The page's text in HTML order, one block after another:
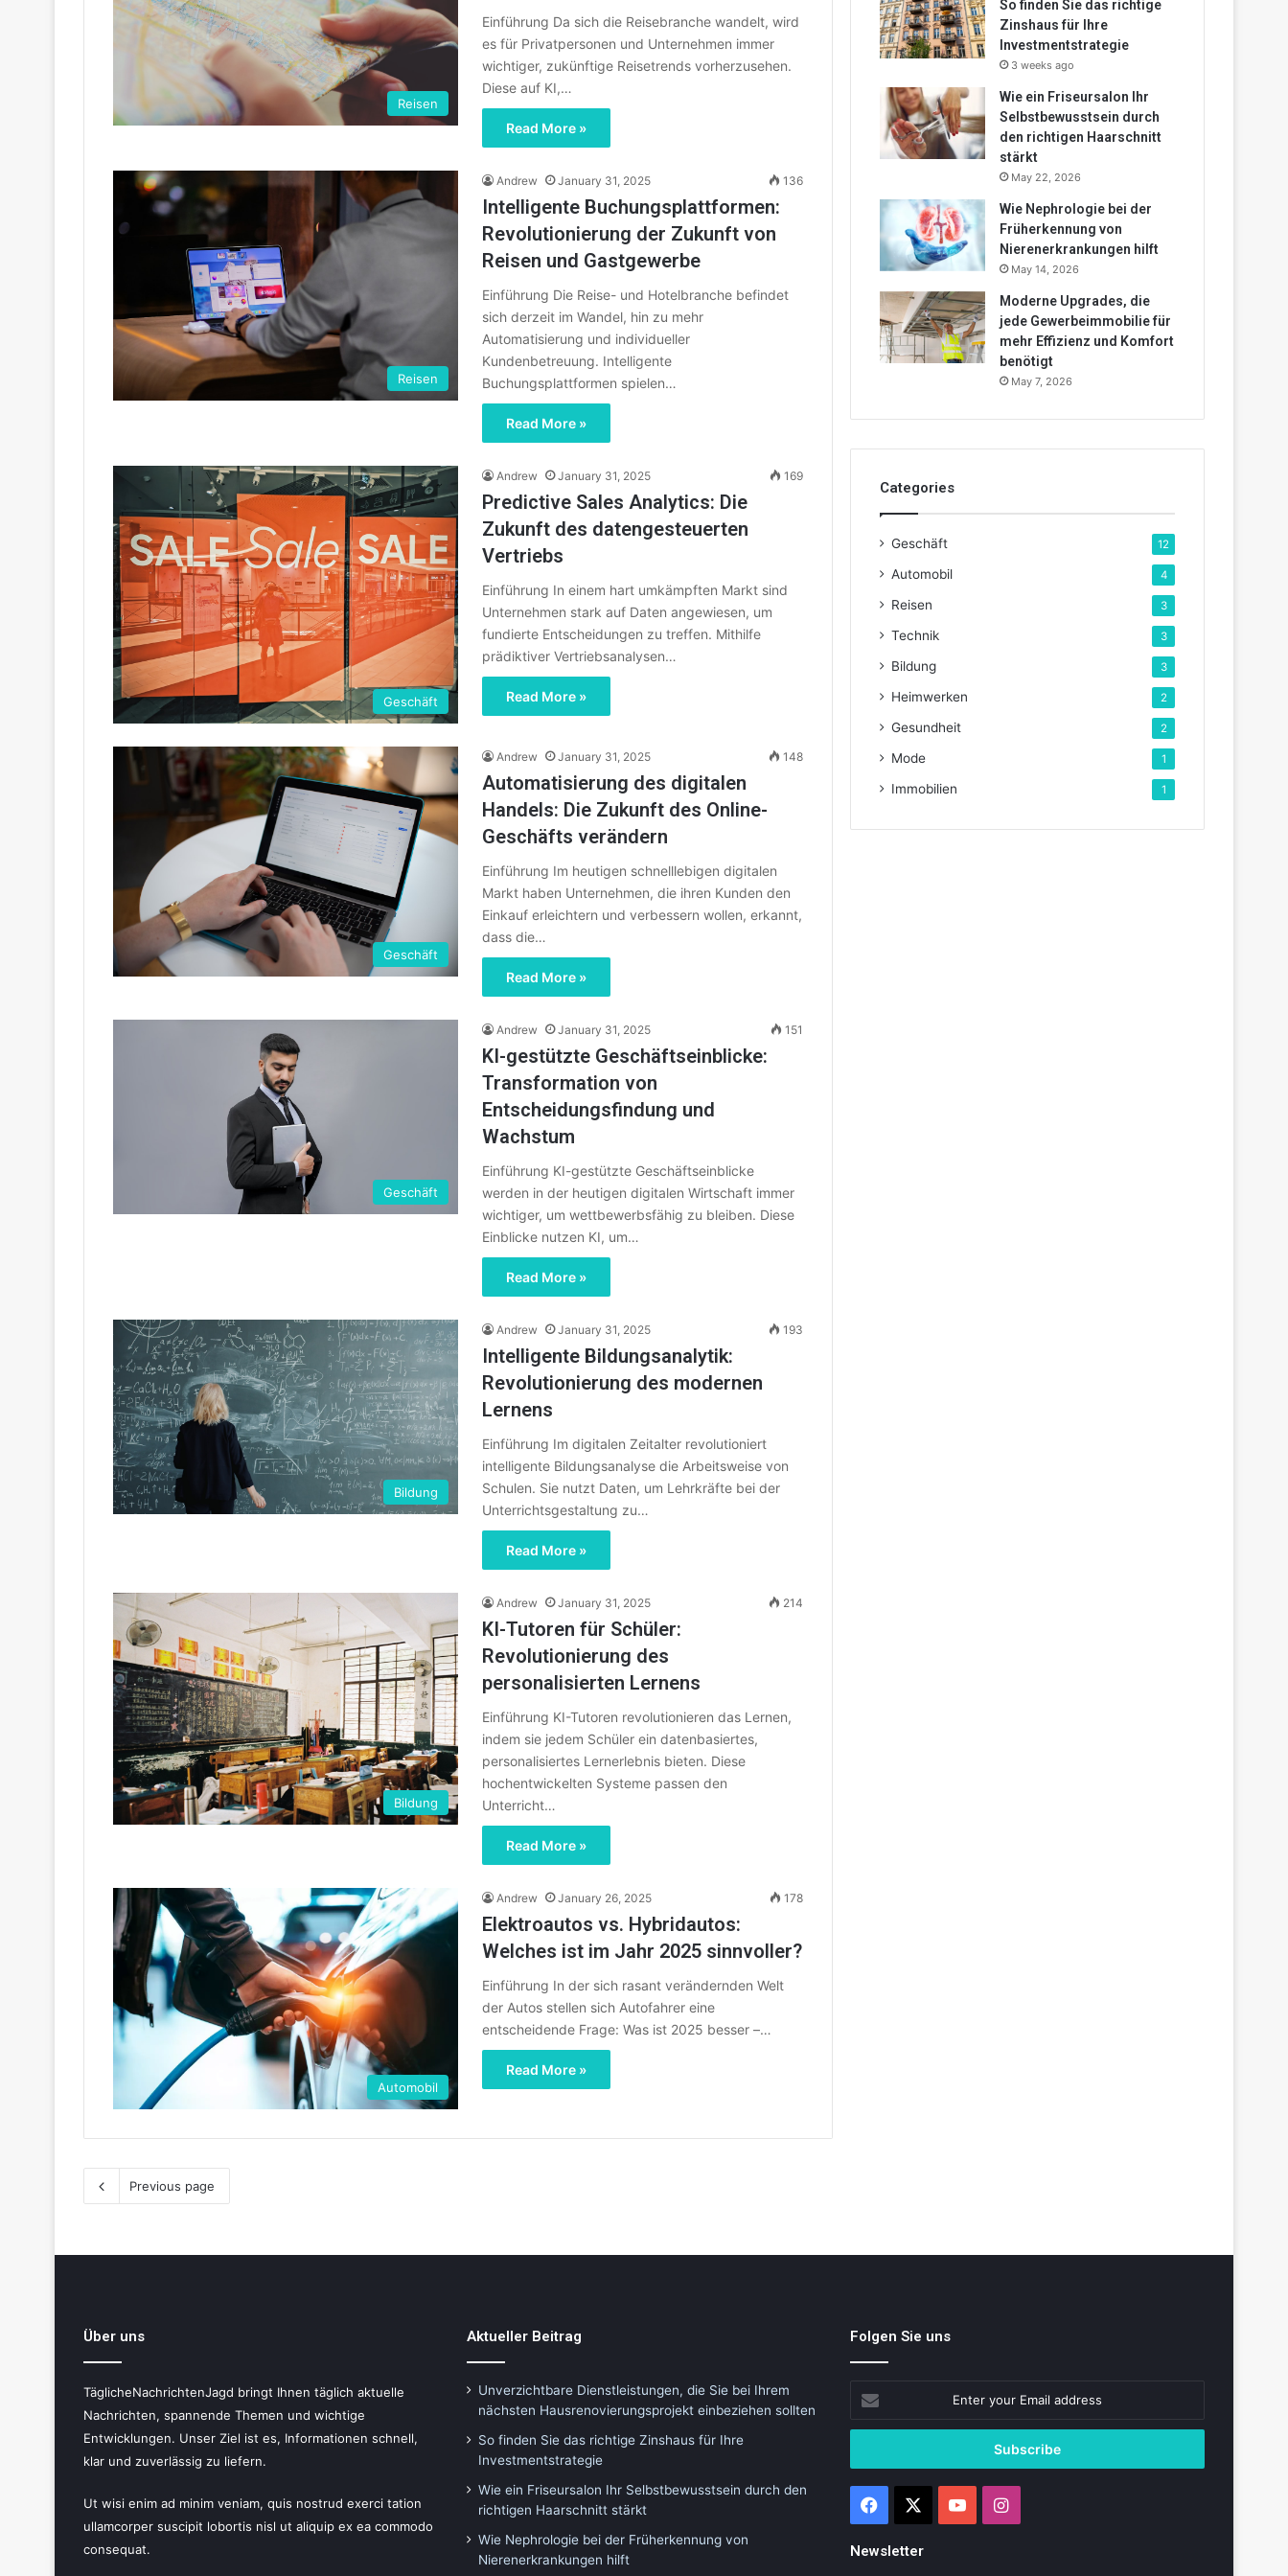
Reisen
Einführung Da sich die Reisebranche wandelt, wird
es für Privatpersonen und Unternehmen immer
wichtiger, zukünftige Reisetrends vorherzusehen.
Diese auf KI,…
Read More »
Reisen
Andrew January 31, 2025 136
Intelligente Buchungsplattformen:
Revolutionierung der Zukunft von
Reisen und Gastgewerbe
Einführung Die Reise- und Hotelbranche befindet
sich derzeit im Wandel, hin zu mehr
Automatisierung und individueller
Kundenbetreuung. Intelligente
Buchungsplattformen spielen…
Read More »
Geschäft
Andrew January 31, 2025 169
Predictive Sales Analytics: Die
Zukunft des datengesteuerten
Vertriebs
Einführung In einem hart umkämpften Markt sind
Unternehmen stark auf Daten angewiesen, um
fundierte Entscheidungen zu treffen. Mithilfe
prädiktiver Vertriebsanalysen…
Read More »
Geschäft
Andrew January 31, 2025 148
Automatisierung des digitalen
Handels: Die Zukunft des Online-
Geschäfts verändern
Einführung Im heutigen schnelllebigen digitalen
Markt haben Unternehmen, die ihren Kunden den
Einkauf erleichtern und verbessern wollen, erkannt,
dass die…
Read More »
Geschäft
Andrew January 31, 2025 151
KI-gestützte Geschäftseinblicke:
Transformation von
Entscheidungsfindung und
Wachstum
Einführung KI-gestützte Geschäftseinblicke
werden in der heutigen digitalen Wirtschaft immer
wichtiger, um wettbewerbsfähig zu bleiben. Diese
Einblicke nutzen KI, um…
Read More »
Bildung
Andrew January 31, 2025 193
Intelligente Bildungsanalytik:
Revolutionierung des modernen
Lernens
Einführung Im digitalen Zeitalter revolutioniert
intelligente Bildungsanalyse die Arbeitsweise von
Schulen. Sie nutzt Daten, um Lehrkräfte bei der
Unterrichtsgestaltung zu…
Read More »
Bildung
Andrew January 31, 2025 214
KI-Tutoren für Schüler:
Revolutionierung des
personalisierten Lernens
Einführung KI-Tutoren revolutionieren das Lernen,
indem sie jedem Schüler ein datenbasiertes,
personalisiertes Lernerlebnis bieten. Diese
hochentwickelten Systeme passen den
Unterricht…
Read More »
Automobil
Andrew January 26, 2025 178
Elektroautos vs. Hybridautos:
Welches ist im Jahr 2025 sinnvoller?
Einführung In der sich rasant verändernden Welt
der Autos stellen sich Autofahrer eine
entscheidende Frage: Was ist 2025 besser –…
Read More »
Previous page
So finden Sie das richtige
Zinshaus für Ihre
Investmentstrategie
3 weeks ago
Wie ein Friseursalon Ihr
Selbstbewusstsein durch
den richtigen Haarschnitt
stärkt
May 22, 2026
Wie Nephrologie bei der
Früherkennung von
Nierenerkrankungen hilft
May 14, 2026
Moderne Upgrades, die
jede Gewerbeimmobilie für
mehr Effizienz und Komfort
benötigt
May 7, 2026
Categories
Geschäft 12
Automobil 4
Reisen 3
Technik 3
Bildung 3
Heimwerken 2
Gesundheit 2
Mode 1
Immobilien 1
Über uns
TäglicheNachrichtenJagd bringt Ihnen täglich aktuelle
Nachrichten, spannende Themen und wichtige
Entwicklungen. Unser Ziel ist es, Informationen schnell,
klar und zuverlässig zu liefern.
Ut wisi enim ad minim veniam, quis nostrud exerci tation
ullamcorper suscipit lobortis nisl ut aliquip ex ea commodo
consequat.
Aktueller Beitrag
Unverzichtbare Dienstleistungen, die Sie bei Ihrem
nächsten Hausrenovierungsprojekt einbeziehen sollten
So finden Sie das richtige Zinshaus für Ihre
Investmentstrategie
Wie ein Friseursalon Ihr Selbstbewusstsein durch den
richtigen Haarschnitt stärkt
Wie Nephrologie bei der Früherkennung von
Nierenerkrankungen hilft
Folgen Sie uns
your
Email
Facebook YouTubeInstagram
Newsletter